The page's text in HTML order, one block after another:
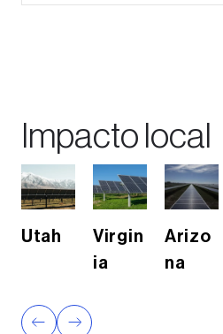
Impacto local
Utah
Virgin
ia
Arizo
na